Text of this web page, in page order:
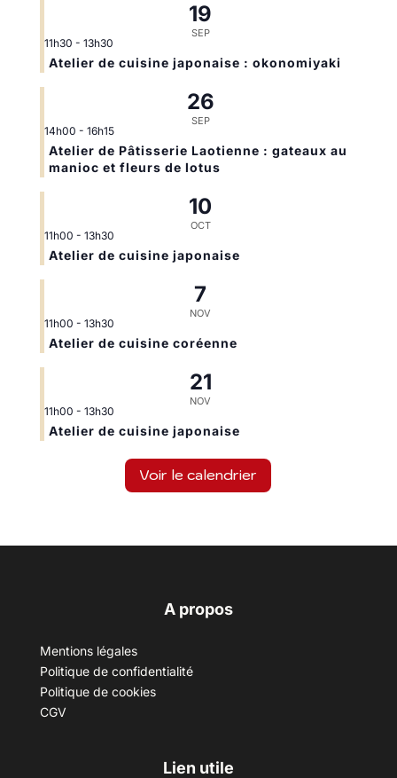
19
SEP
11h30 - 13h30
Atelier de cuisine japonaise : okonomiyaki
26
SEP
14h00 - 16h15
Atelier de Pâtisserie Laotienne : gateaux au
manioc et fleurs de lotus
10
OCT
11h00 - 13h30
Atelier de cuisine japonaise
7
NOV
11h00 - 13h30
Atelier de cuisine coréenne
21
NOV
11h00 - 13h30
Atelier de cuisine japonaise
Voir le calendrier
A propos
Mentions légales
Politique de confidentialité
Politique de cookies
CGV
Lien utile